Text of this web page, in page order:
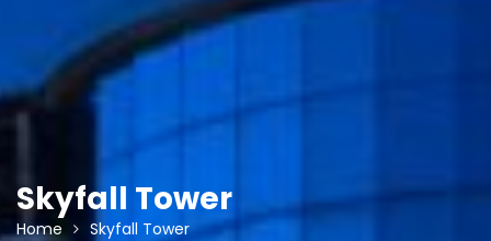
Skyfall Tower
Home Skyfall Tower